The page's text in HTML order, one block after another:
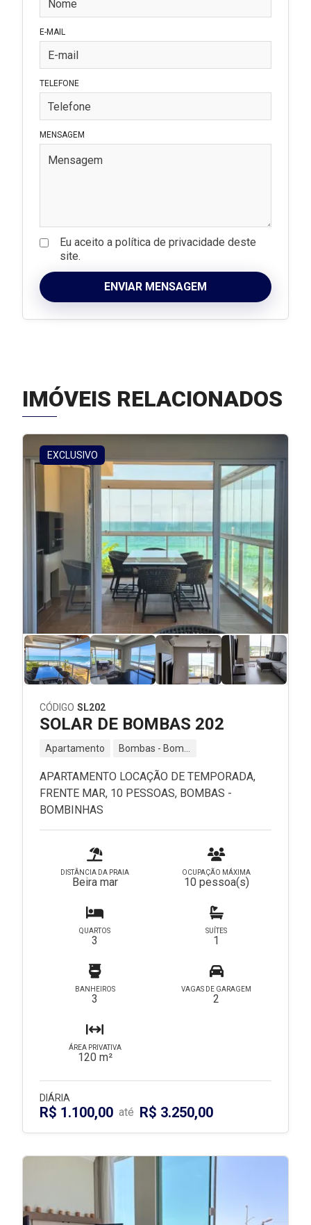
E-MAIL
TELEFONE
MENSAGEM
Eu aceito a política de privacidade deste
site.
ENVIAR MENSAGEM
IMÓVEIS RELACIONADOS
EXCLUSIVO
CÓDIGO SL202
SOLAR DE BOMBAS 202
Apartamento
APARTAMENTO LOCAÇÃO DE TEMPORADA,
FRENTE MAR, 10 PESSOAS, BOMBAS -
BOMBINHAS
DISTÂNCIA DA PRAIA
Beira mar
OCUPAÇÃO MÁXIMA
10 pessoa(s)
QUARTOS
3
SUÍTES
1
BANHEIROS
3
VAGAS DE GARAGEM
2
ÁREA PRIVATIVA
120 m²
DIÁRIA
R$ 1.100,00 até R$ 3.250,00